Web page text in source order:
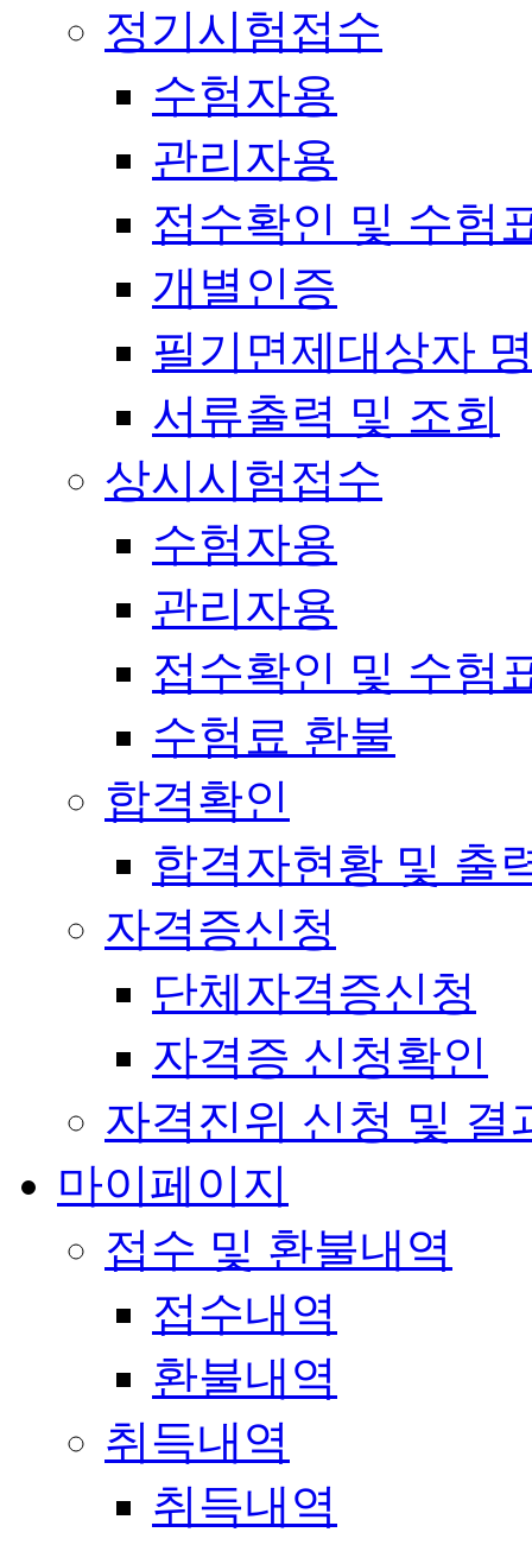
정기시험접수
수험자용
관리자용
접수확인 및 수험
개별인증
필기면제대상자
서류출력 및 조회
상시시험접수
수험자용
관리자용
접수확인 및 수험
수험료 환불
합격확인
합격자현황 및 출
자격증신청
단체자격증신청
자격증 신청확인
자격진위 신청 및 결
마이페이지
접수 및 환불내역
접수내역
환불내역
취득내역
취득내역